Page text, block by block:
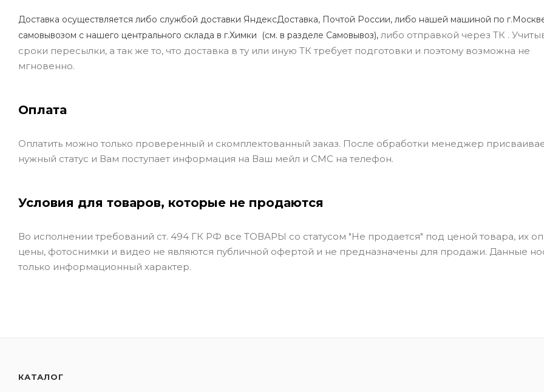
Доставка осуществляется либо службой доставки ЯндексДоставка, Почтой России, либо нашей машиной по
самовывозом с нашего центрального склада в г.Химки (см. в разделе Самовывоз), либо отправкой через ТК .
сроки пересылки, а так же то, что доставка в ту или иную ТК требует подготовки и поэтому возможна не
мгновенно.
Оплата
Оплатить можно только проверенный и скомплектованный заказ. После обработки менеджер
нужный статус и Вам поступает информация на Ваш мейл и СМС на телефон.
Условия для товаров, которые не продаются
Во исполнении требований ст. 494 ГК РФ все ТОВАРЫ со статусом "Не продается" под ценой товара, их
цены, фотоснимки и видео не являются публичной офертой и не предназначены для продажи. Данные
только информационный характер.
КАТАЛОГ